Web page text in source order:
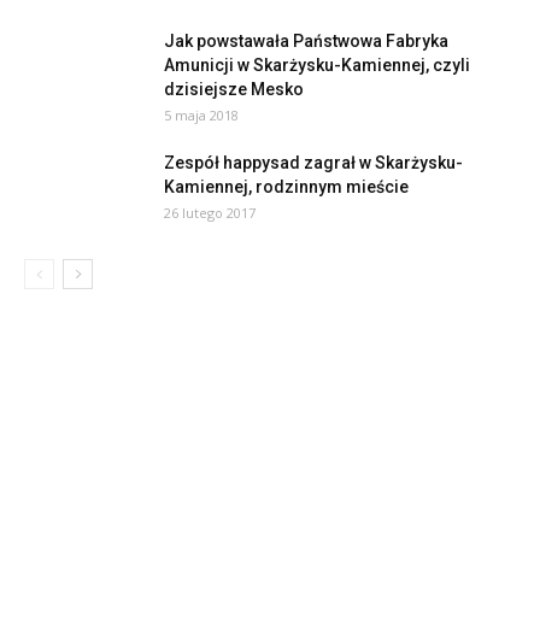
Jak powstawała Państwowa Fabryka
Amunicji w Skarżysku-Kamiennej, czyli
dzisiejsze Mesko
5 maja 2018
Zespół happysad zagrał w Skarżysku-
Kamiennej, rodzinnym mieście
26 lutego 2017